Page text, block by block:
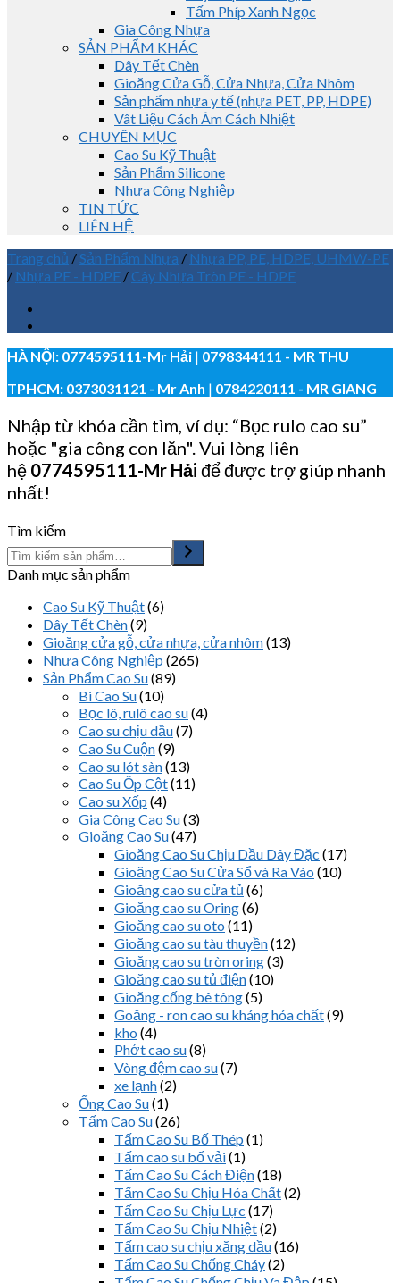
Tấm Phíp Xanh Ngọc
Gia Công Nhựa
SẢN PHẨM KHÁC
Dây Tết Chèn
Gioăng Cửa Gỗ, Cửa Nhựa, Cửa Nhôm
Sản phẩm nhựa y tế (nhựa PET, PP, HDPE)
Vât Liệu Cách Âm Cách Nhiệt
CHUYÊN MỤC
Cao Su Kỹ Thuật
Sản Phẩm Silicone
Nhựa Công Nghiệp
TIN TỨC
LIÊN HỆ
Trang chủ /Sản Phẩm Nhựa / Nhựa PP, PE, HDPE, UHMW-PE
/ Nhựa PE - HDPE / Cây Nhựa Tròn PE - HDPE
HÀ NỘI: 0774595111-Mr Hải | 0798344111 - MR THU
TPHCM: 0373031121 - Mr Anh | 0784220111 - MR GIANG
Nhập từ khóa cần tìm, ví dụ: “Bọc rulo cao su”
hoặc "gia công con lăn". Vui lòng liên
hệ 0774595111-Mr Hải để được trợ giúp nhanh
nhất!
Tìm kiếm
Danh mục sản phẩm
Cao Su Kỹ Thuật(6)
Dây Tết Chèn(9)
Gioăng cửa gỗ, cửa nhựa, cửa nhôm(13)
Nhựa Công Nghiệp (265)
Sản Phẩm Cao Su(89)
Bi Cao Su(10)
Bọc lô, rulô cao su(4)
Cao su chịu dầu(7)
Cao Su Cuộn(9)
Cao su lót sàn(13)
Cao Su Ốp Cột(11)
Cao su Xốp (4)
Gia Công Cao Su(3)
Gioăng Cao Su(47)
Gioăng Cao Su Chịu Dầu Dây Đặc (17)
Gioăng Cao Su Cửa Sổ và Ra Vào (10)
Gioăng cao su cửa tủ (6)
Gioăng cao su Oring(6)
Gioăng cao su oto (11)
Gioăng cao su tàu thuyền(12)
Gioăng cao su tròn oring(3)
Gioăng cao su tủ điện(10)
Gioăng cống bê tông(5)
Goăng - ron cao su kháng hóa chất(9)
kho (4)
Phớt cao su(8)
Vòng đệm cao su(7)
xe lạnh(2)
Ống Cao Su(1)
Tấm Cao Su(26)
Tấm Cao Su Bố Thép (1)
Tấm cao su bố vải(1)
Tấm Cao Su Cách Điện(18)
Tấm Cao Su Chịu Hóa Chất(2)
Tấm Cao Su Chịu Lực (17)
Tấm Cao Su Chịu Nhiệt(2)
Tấm cao su chịu xăng dầu(16)
Tấm Cao Su Chống Cháy(2)